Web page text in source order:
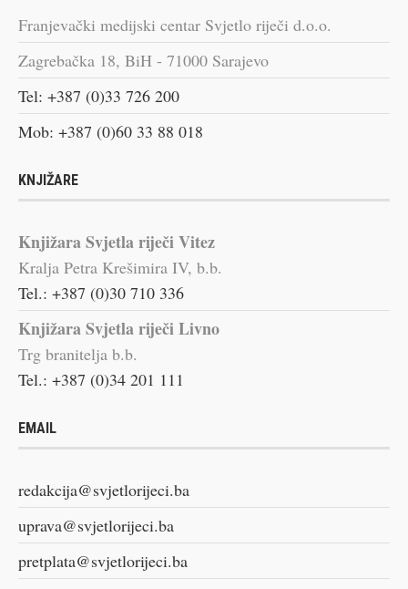
Franjevački medijski centar Svjetlo riječi d.o.o.
Zagrebačka 18, BiH - 71000 Sarajevo
Tel: +387 (0)33 726 200
Mob: +387 (0)60 33 88 018
KNJIŽARE
Knjižara Svjetla riječi Vitez
Kralja Petra Krešimira IV, b.b.
Tel.: +387 (0)30 710 336
Knjižara Svjetla riječi Livno
Trg branitelja b.b.
Tel.: +387 (0)34 201 111
EMAIL
redakcija@svjetlorijeci.ba
uprava@svjetlorijeci.ba
pretplata@svjetlorijeci.ba